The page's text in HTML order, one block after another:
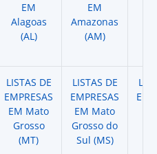
EM
Alagoas
(AL)
EM
Amazonas
(AM)
LISTAS DE
EMPRESAS
EM Mato
Grosso
(MT)
LISTAS DE
EMPRESAS
EM Mato
Grosso do
Sul (MS)